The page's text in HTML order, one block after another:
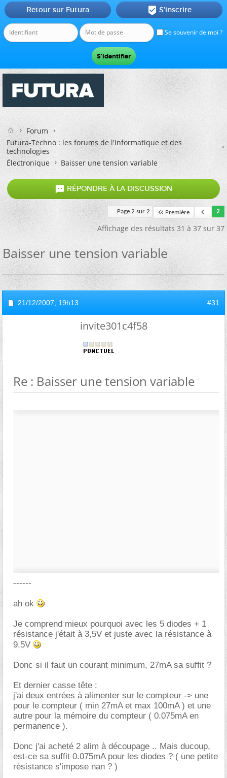
Se souvenir de moi ?
Retour sur Futura  S'inscrire
Forum
Futura-Techno : les forums de l'informatique et des
technologies
Électronique
Baisser une tension variable
 RÉPONDRE À LA DISCUSSION
Page 2 sur 2 Première 2
Affichage des résultats 31 à 37 sur 37
Baisser une tension variable
21/12/2007, 19h13 #31
invite301c4f58
Re : Baisser une tension variable
------
ah ok
Je comprend mieux pourquoi avec les 5 diodes + 1
résistance j'était à 3,5V et juste avec la résistance à
9,5V
Donc si il faut un courant minimum, 27mA sa suffit ?
Et dernier casse tête :
j'ai deux entrées à alimenter sur le compteur -> une
pour le compteur ( min 27mA et max 100mA ) et une
autre pour la mémoire du compteur ( 0.075mA en
permanence ).
Donc j'ai acheté 2 alim à découpage .. Mais ducoup,
est-ce sa suffit 0.075mA pour les diodes ? ( une petite
résistance s'impose nan ? )